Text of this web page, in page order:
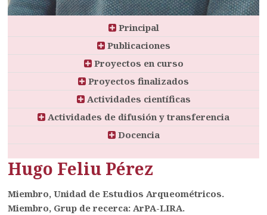
Principal
Publicaciones
Proyectos en curso
Proyectos finalizados
Actividades científicas
Actividades de difusión y transferencia
Docencia
Hugo Feliu Pérez
Miembro, Unidad de Estudios Arqueométricos.
Miembro, Grup de recerca: ArPA-LIRA.